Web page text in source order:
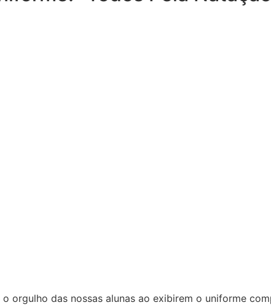
orgulho das nossas alunas ao exibirem o uniforme